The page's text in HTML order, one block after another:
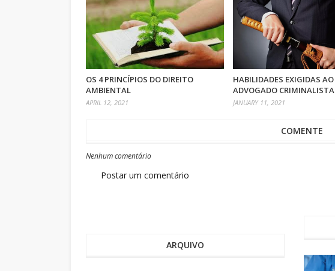
OS 4 PRINCÍPIOS DO DIREITO
AMBIENTAL
APRIL 12, 2021
HABILIDADES EXIGIDAS AO
ADVOGADO CRIMINALISTA
JANUARY 11, 2021
COMENTE
Nenhum comentário
Postar um comentário
ARQUIVO